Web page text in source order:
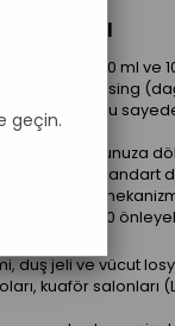
POMPASI
; 500 ml, 750 ml
bir dispensing
sahiptir, bu
ürünü avucunuza
kaldırır.
%100
duş jeli ve vücut
kuaför salonları
geçin.